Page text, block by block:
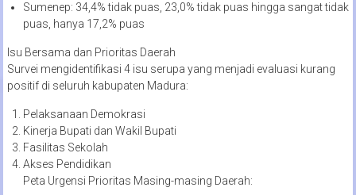
Sumenep: 34,4% tidak puas, 23,0% tidak puas hingga sangat tidak
puas, hanya 17,2% puas
Isu Bersama dan Prioritas Daerah
Survei mengidentifikasi 4 isu serupa yang menjadi evaluasi kurang
positif di seluruh kabupaten Madura:
Pelaksanaan Demokrasi
Kinerja Bupati dan Wakil Bupati
Fasilitas Sekolah
Akses Pendidikan
Peta Urgensi Prioritas Masing-masing Daerah: